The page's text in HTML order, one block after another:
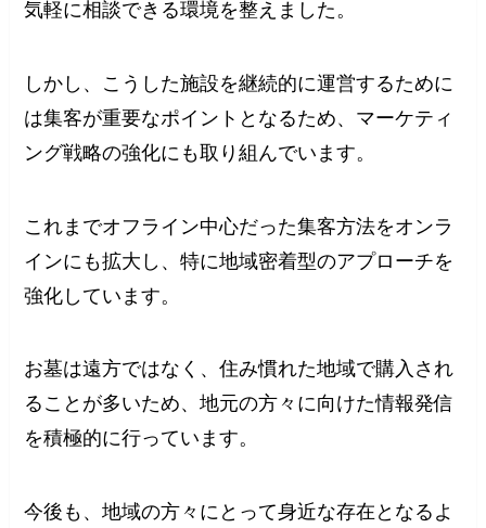
気軽に相談できる環境を整えました。
しかし、こうした施設を継続的に運営するために
は集客が重要なポイントとなるため、マーケティ
ング戦略の強化にも取り組んでいます。
これまでオフライン中心だった集客方法をオンラ
インにも拡大し、特に地域密着型のアプローチを
強化しています。
お墓は遠方ではなく、住み慣れた地域で購入され
ることが多いため、地元の方々に向けた情報発信
を積極的に行っています。
今後も、地域の方々にとって身近な存在となるよ